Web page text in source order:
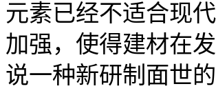
元素已经不适合现
加强，使得建材在
说一种新研制面世